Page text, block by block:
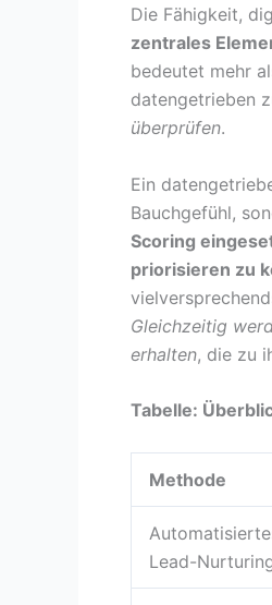
Die Fähigkeit,
zentrales
bedeutet mehr
datengetrieben
überprüfen.
Ein
Bauchgefühl,
Scoring
priorisieren zu
Gleichzeitig
erhalten, die zu
Tabelle:
Methode
Lead-